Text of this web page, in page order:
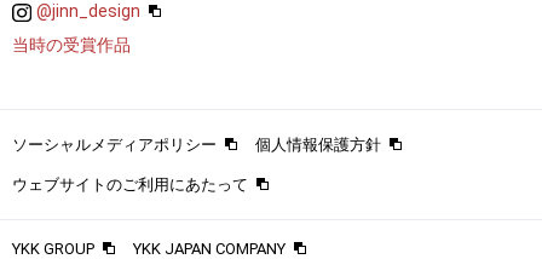
@jinn_design
当時の受賞作品
ソーシャルメディアポリシー 個人情報保護方針
ウェブサイトのご利用にあたって
YKK GROUP YKK JAPAN COMPANY